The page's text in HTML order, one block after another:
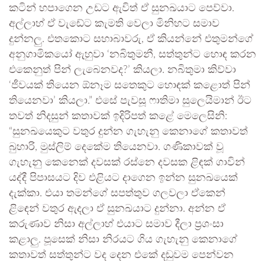
කටින් හපාගෙන උඩට ඇවිත් ඒ සුනඛයාට පෙව්වා.
අල්ලාහ් ඒ වැඩේට කැමති වෙලා මිනිහට සමාව
දුන්නලු. එතකොට සහාබාවරු, ඒ කියන්නේ එතුමන්ගේ
අනුගාමිකයෝ ඇහුවා ‘නබිතුමනී, සත්තුන්ට හොඳ කරන
එකෙනුත් පින් ලැබෙනවද?’ කියලා. නබිතුමා කිව්වා
‘ජීවයක් තියෙන ඕනෑම සතෙකුට හොඳක් කළොත් පින්
තියෙනවා’ කියලා.” එසේ පැවසූ ෆාතිමා සුලෙයිමාන් ඊට
තවත් නිදසුන් කතාවක් ඉදිරිපත් කළේ මෙලෙසිනි:
“සුනඛයෙකුට වතුර දුන්න ගැහැනු කෙනාගේ කතාවත්
බුහාරි, මුස්ලිම් දෙකේම තියෙනවා. ගණිකාවක් වූ
ගැහැනු කෙනෙක් දවසක් රස්නෙ දවසක ළිඳක් ගාවින්
යද්දී පිපාසයට දිව එළියට දාගෙන ඉන්න සුනඛයෙක්
දැක්කා. එයා තමන්ගේ සපත්තුව ගලවලා ඒකෙන්
ළිඳෙන් වතුර ඇදලා ඒ සුනඛයාට දුන්නා. අන්න ඒ
කරුණාව නිසා අල්ලාහ් එයාට සමාව දීලා ප්‍රශංසා
කළාලු. පූසෙක් නිසා නිරයට ගිය ගැහැනු කෙනාගේ
කතාවත් සත්තුන්ට වද දෙන එකේ දඬුවම පෙන්වන